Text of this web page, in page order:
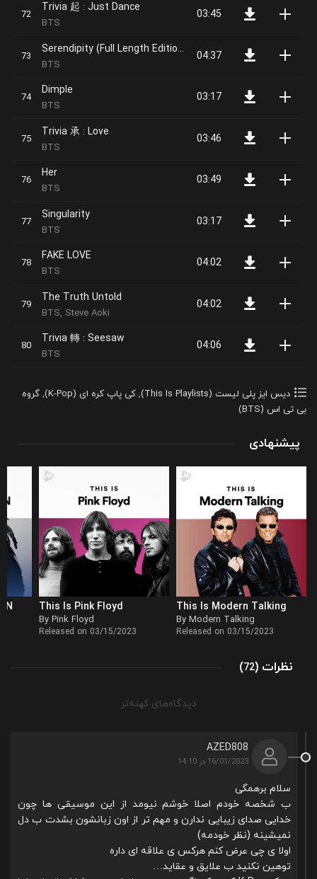
Trivia 起 : Just Dance
BTS
03:45
Serendipity (Full Length Edition)
BTS
04:37
Dimple
BTS
03:17
Trivia 承 : Love
BTS
03:46
Her
BTS
03:49
Singularity
BTS
03:17
FAKE LOVE
BTS
04:02
The Truth Untold
BTS, Steve Aoki
04:02
Trivia 轉 : Seesaw
BTS
04:06
دیس ایز پلی لیست (This Is Playlists) , کی پاپ کره ای (K-Pop) , گروه
بی تی اس (BTS)
پیشنهادی
This Is Modern Talking
By Modern Talking
Released on 03/15/2023
This Is Pink Floyd
By Pink Floyd
Released on 03/15/2023
(72) نظرات
دیدگاه‌های کهنه‌تر
AZED808
16/01/2023 در 14:10
سلام برهمگی
ب شخصه خودم اصلا خوشم نیومد از این موسیقی ها چون
خدایی صدای زیبایی ندارن و مهم تر از اون زبانشون بشدت ب دل
نمیشینه (نظر خودمه)
اولا ی چی عرض کنم هرکس ی علاقه ای داره
توهین نکنید ب علایق و عقاید…